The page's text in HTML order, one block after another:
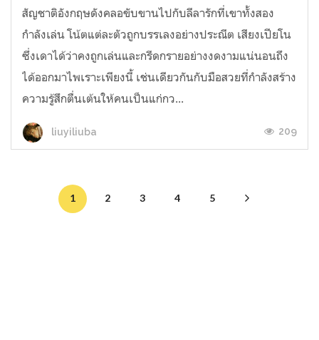
สัญชาติอังกฤษดังคลอขับขานไปกับลีลารักที่เขาทั้งสอง
กำลังเล่น โน้ตแต่ละตัวถูกบรรเลงอย่างประณีต เสียงเปียโน
ซึ่งเดาได้ว่าคงถูกเล่นและกรีดกรายอย่างงดงามแน่นอนถึง
ได้ออกมาไพเราะเพียงนี้ เช่นเดียวกันกับมือสวยที่กำลังสร้าง
ความรู้สึกตื่นเต้นให้คนเป็นแก่กว...
liuyiliuba 209
1 2 3 4 5